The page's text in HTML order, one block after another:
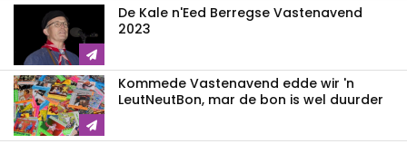
De Kale n'Eed Berregse Vastenavend
2023
Kommede Vastenavend edde wir 'n
LeutNeutBon, mar de bon is wel duurder